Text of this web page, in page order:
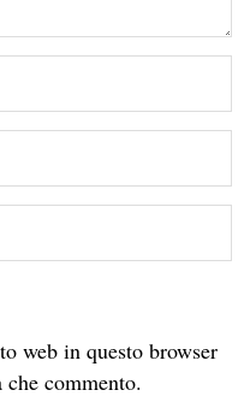
web in questo browser
commento.